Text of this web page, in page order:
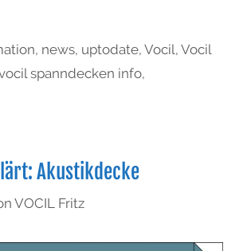
, news, uptodate,Vocil,Vocil
spanndecken info,
Akustikdecke
VOCIL Fritz